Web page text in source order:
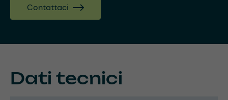
Contattaci
Dati tecnici